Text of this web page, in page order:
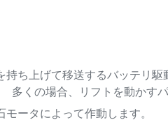
ち上げて移送するバッテリ
多くの場合、リフトを動かす
ータによって作動します。